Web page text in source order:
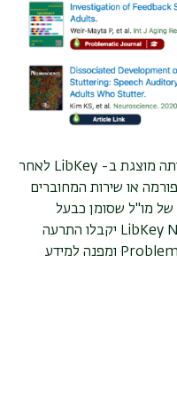
מוצגת ב- LibKey לאחר
או שירות המחוברים
מו"ל שסומן כבעל
LibKey יקבלו התרעה
ומפנה למידע